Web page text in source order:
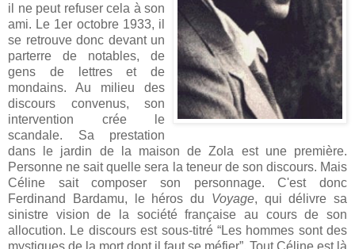
il ne peut refuser cela à son
ami. Le 1er octobre 1933, il
se retrouve donc devant un
parterre de notables, de
gens de lettres et de
mondains. Au milieu des
discours convenus, son
intervention crée le
scandale. Sa prestation
dans le jardin de la maison de Zola est une première.
Personne ne sait quelle sera la teneur de son discours. Mais
Céline sait composer son personnage. C'est donc
Ferdinand Bardamu, le héros du Voyage, qui délivre sa
sinistre vision de la société française au cours de son
allocution. Le discours est sous-titré “Les hommes sont des
mystiques de la mort dont il faut se méfier”. Tout Céline est là